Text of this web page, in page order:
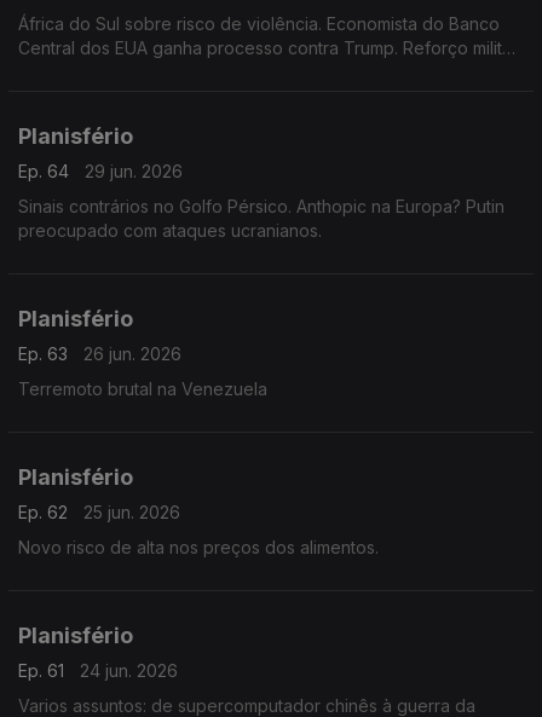
África do Sul sobre risco de violência. Economista do Banco
Central dos EUA ganha processo contra Trump. Reforço militar
Planisfério
Ep. 64
29 jun. 2026
Sinais contrários no Golfo Pérsico. Anthopic na Europa? Putin
preocupado com ataques ucranianos.
Planisfério
Ep. 63
26 jun. 2026
Terremoto brutal na Venezuela
Planisfério
Ep. 62
25 jun. 2026
Novo risco de alta nos preços dos alimentos.
Planisfério
Ep. 61
24 jun. 2026
Varios assuntos: de supercomputador chinês à guerra da